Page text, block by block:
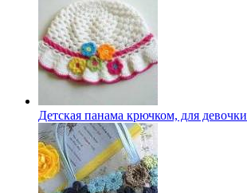
Детская панама крючком, для девочки